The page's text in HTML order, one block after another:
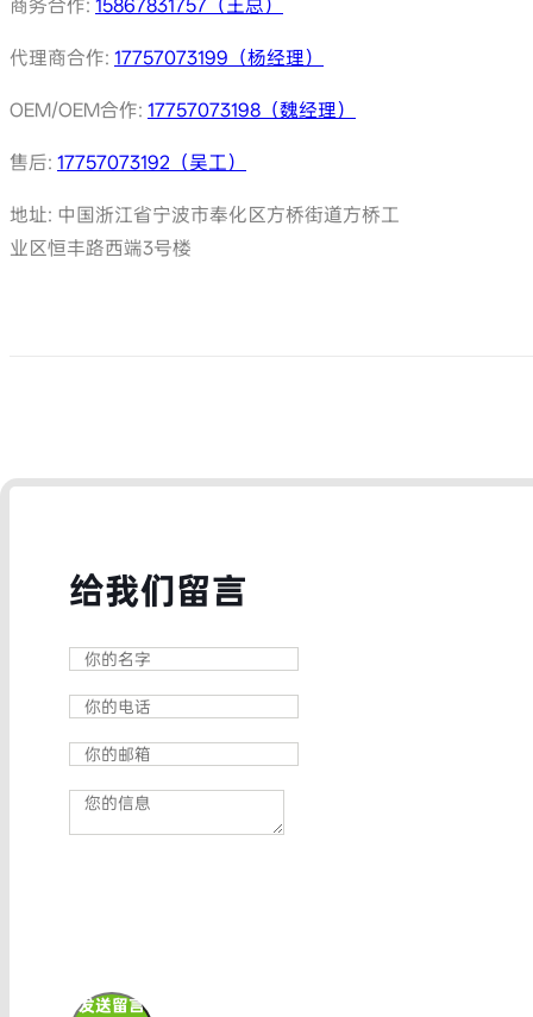
商务合作: 15867831757（王总）
代理商合作: 17757073199（杨经理）
OEM/OEM合作: 17757073198（魏经理）
售后: 17757073192（吴工）
地址: 中国浙江省宁波市奉化区方桥街道方桥工
业区恒丰路西端3号楼
给我们留言
发送留言